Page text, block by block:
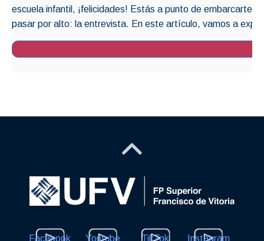
escuela infantil, ¡felicidades! Estás a punto de embarcarte
pasar por alto: la entrevista. En este artículo, vamos a
Facebook Youtube TikTok Instagram